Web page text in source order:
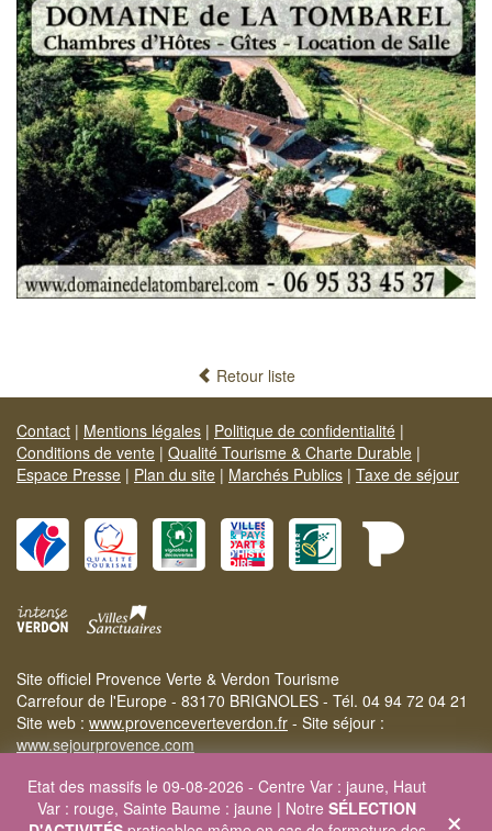
Retour liste
Contact | Mentions légales | Politique de confidentialité |
Conditions de vente | Qualité Tourisme & Charte Durable |
Espace Presse | Plan du site | Marchés Publics | Taxe de séjour
Site officiel Provence Verte & Verdon Tourisme
Carrefour de l'Europe - 83170 BRIGNOLES - Tél. 04 94 72 04 21
Site web : www.provenceverteverdon.fr - Site séjour :
www.sejourprovence.com
×
Etat des massifs le 09-08-2026 - Centre Var : jaune, Haut
Var : rouge, Sainte Baume : jaune | Notre SÉLECTION